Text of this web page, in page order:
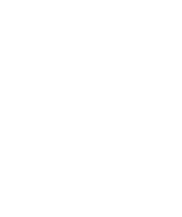
、おでかけの持ち歩きに最適